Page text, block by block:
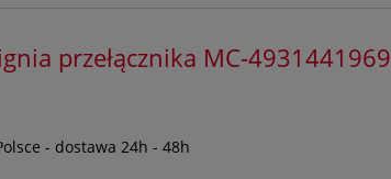
przełącznika MC-4931441969
- dostawa 24h - 48h